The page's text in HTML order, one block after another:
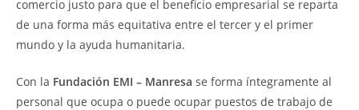
comercio justo para que el beneficio empresarial se reparta
de una forma más equitativa entre el tercer y el primer
mundo y la ayuda humanitaria.
Con la Fundación EMI – Manresa se forma íntegramente al
personal que ocupa o puede ocupar puestos de trabajo de